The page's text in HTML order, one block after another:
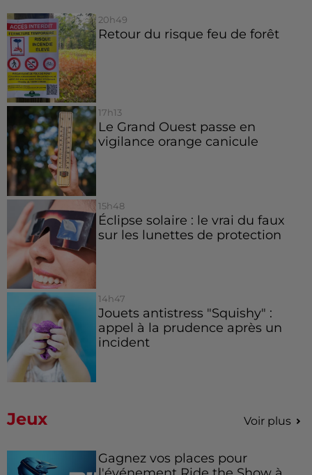
20h49
Retour du risque feu de forêt
17h13
Le Grand Ouest passe en
vigilance orange canicule
15h48
Éclipse solaire : le vrai du faux
sur les lunettes de protection
14h47
Jouets antistress "Squishy" :
appel à la prudence après un
incident
Jeux Voir plus
Gagnez vos places pour